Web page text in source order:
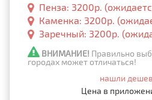
Пенза: 3200р.
Каменка: 3200р.
Заречный: 3200р.
ВНИМАНИЕ! Правильно
городах может отличаться!
нашли
Цена в